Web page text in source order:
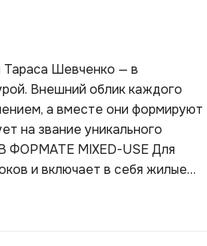
Тараса Шевченко — в
а вместе они формируют
на звание уникального
ФОРМАТЕ MIXED-USE Для
и включает в себя жилые
зоны для спорта и отдыха.